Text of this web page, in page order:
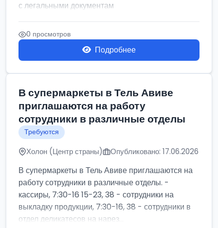
с легальными документам
0 просмотров
Подробнее
В супермаркеты в Тель Авиве
приглашаются на работу
сотрудники в различные отделы
Требуются
Холон (Центр страны) Опубликовано: 17.06.2026
В супермаркеты в Тель Авиве приглашаются на
работу сотрудники в различные отделы. -
кассиры, 7:30-16 15-23, 38 - сотрудники на
выкладку продукции, 7:30-16, 38 - сотрудники в
отдел деликатесов на нарез...